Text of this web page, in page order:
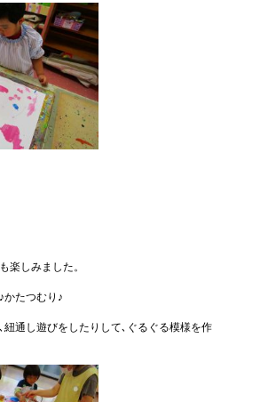
楽しみました。
かたつむり♪
紐通し遊びをしたりして､ぐるぐる模様を作